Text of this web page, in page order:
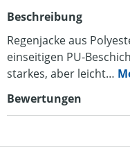
Beschreibung
Regenjacke aus
einseitigen PU-
starkes, aber leicht…
Bewertungen